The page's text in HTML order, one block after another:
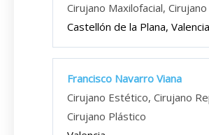
Cirujano Maxilofacial,
Castellón de la Plana, Valencia
Francisco Navarro Viana
Cirujano Estético, Cirujano
Cirujano Plástico